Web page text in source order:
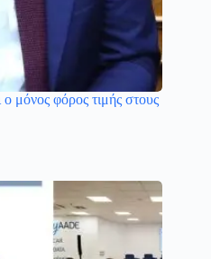
μόνος φόρος τιμής στους